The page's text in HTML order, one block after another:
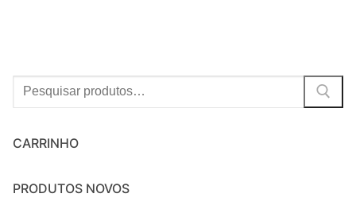
Procurar:
CARRINHO
PRODUTOS NOVOS